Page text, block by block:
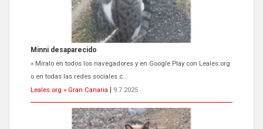
Minni desaparecido
» Míralo en todos los navegadores y en Google Play con Leales.org
o en todas las redes sociales c...
Leales.org » Gran Canaria
9.7.2025